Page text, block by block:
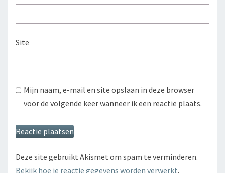
Site
Mijn naam, e-mail en site opslaan in deze browser
voor de volgende keer wanneer ik een reactie plaats.
Deze site gebruikt Akismet om spam te verminderen.
Bekijk hoe je reactie gegevens worden verwerkt.